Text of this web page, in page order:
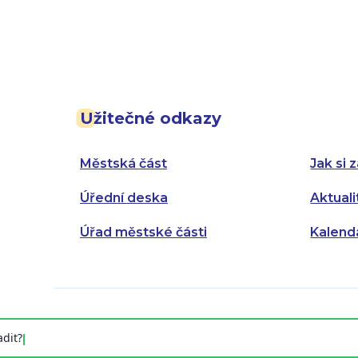
Užitečné odkazy
Městská část
Úřední deska
Úřad městské části
Jak si